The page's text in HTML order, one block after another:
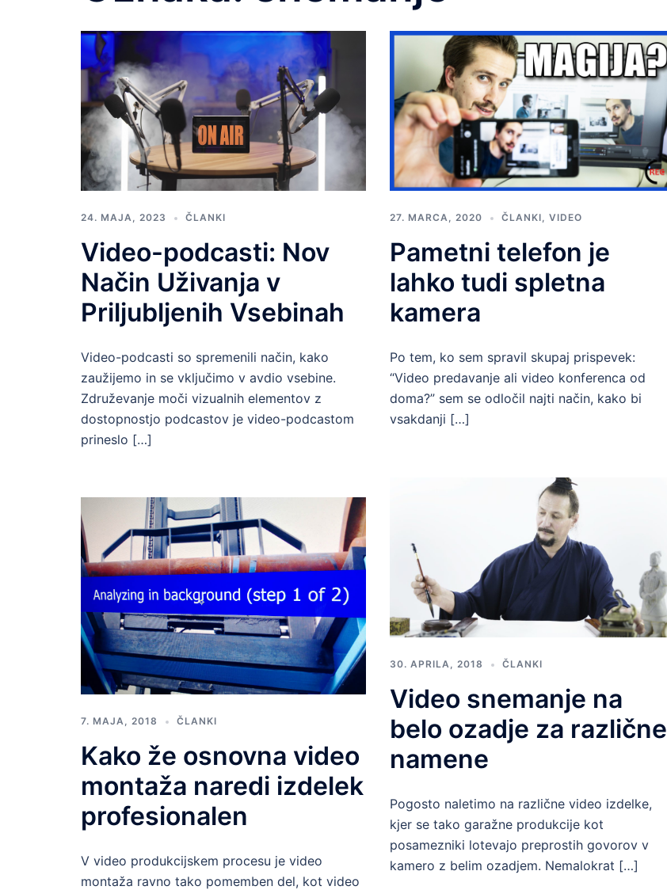
24. MAJA, 2023 ČLANKI
Video-podcasti: Nov
Način Uživanja v
Priljubljenih Vsebinah
Video-podcasti so spremenili način, kako
zaužijemo in se vključimo v avdio vsebine.
Združevanje moči vizualnih elementov z
dostopnostjo podcastov je video-podcastom
prineslo […]
27. MARCA, 2020 ČLANKI, VIDEO
Pametni telefon je
lahko tudi spletna
kamera
Po tem, ko sem spravil skupaj prispevek:
“Video predavanje ali video konferenca od
doma?” sem se odločil najti način, kako bi
vsakdanji […]
7. MAJA, 2018 ČLANKI
Kako že osnovna video
montaža naredi izdelek
profesionalen
V video produkcijskem procesu je video
montaža ravno tako pomemben del, kot video
30. APRILA, 2018 ČLANKI
Video snemanje na
belo ozadje za različne
namene
Pogosto naletimo na različne video izdelke,
kjer se tako garažne produkcije kot
posamezniki lotevajo preprostih govorov v
kamero z belim ozadjem. Nemalokrat […]